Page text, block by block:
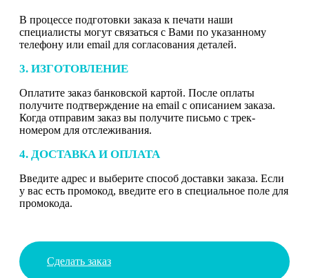
В процессе подготовки заказа к печати наши
специалисты могут связаться с Вами по указанному
телефону или email для согласования деталей.
3. ИЗГОТОВЛЕНИЕ
Оплатите заказ банковской картой. После оплаты
получите подтверждение на email с описанием заказа.
Когда отправим заказ вы получите письмо с трек-
номером для отслеживания.
4. ДОСТАВКА И ОПЛАТА
Введите адрес и выберите способ доставки заказа. Если
у вас есть промокод, введите его в специальное поле для
промокода.
Сделать заказ